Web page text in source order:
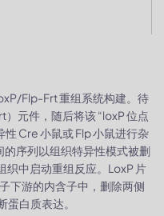
Flp-Frt 重组系统构建。待
元件，随后将该 “loxP 位点
Cre 小鼠或 Flp 小鼠进行杂
序列以组织特异性模式被删
织中启动重组反应。LoxP 片
下游的内含子中，删除两侧
白质表达。